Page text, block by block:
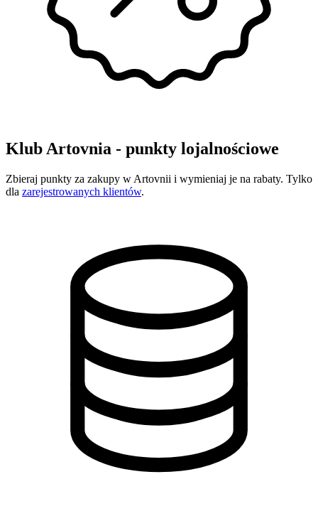
Klub Artovnia - punkty lojalnościowe
Zbieraj punkty za zakupy w Artovnii i wymieniaj je na rabaty. Tylko
dla zarejestrowanych klientów.